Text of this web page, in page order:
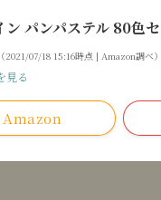
ン パンパステル 80色
（2021/07/18 15:16時点 | Amazon調べ）
見る
Amazon